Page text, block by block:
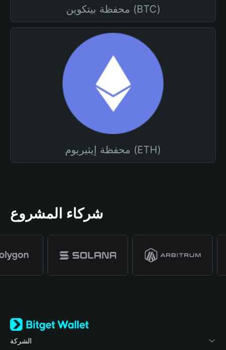
محفظة بيتكوين (BTC)
محفظة إيثيريوم (ETH)
شركاء المشروع
الشركة